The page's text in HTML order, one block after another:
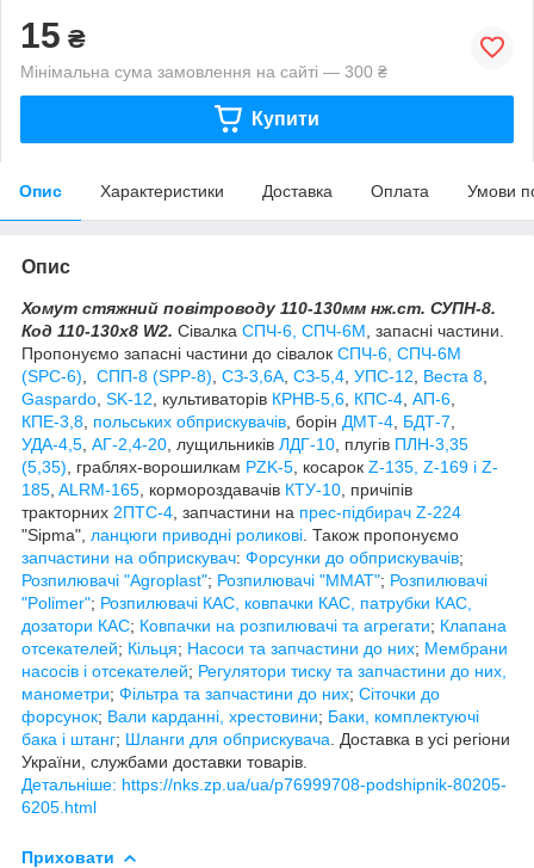
15 ₴
Мінімальна сума замовлення на сайті — 300 ₴
Купити
Опис Характеристики Доставка Оплата Умови
Опис
Хомут стяжний повітроводу 110-130мм нж.ст. СУПН-8.
Код 110-130х8 W2. Сівалка СПЧ-6, СПЧ-6М , запасні частини.
Пропонуємо запасні частини до сівалок СПЧ-6, СПЧ-6М
(SPС-6)
СПП-8 (SPP-8) СЗ-3,6А СЗ-5,4 УПС-12 Веста 8
Gaspardo SK-12 , культиваторів КРНВ-5,6 КПС-4 АП-6
КПЕ-3,8 польських обприскувачів , борін ДМТ-4 БДТ-7
УДА-4,5 АГ-2,4-20 , лущильників ЛДГ-10 , плугів ПЛН-3,35
(5,35) , граблях-ворошилкам PZK-5 , косарок Z-135, Z-169 і Z-
185 ALRM-165 , кормороздавачів КТУ-10 , причіпів
тракторних 2ПТС-4 , запчастини на прес-підбирач Z-224
"Sipma", ланцюги приводні роликові . Також пропонуємо
запчастини на обприскувач: Форсунки до обприскувачів;
Розпилювачі "Agroplast"; Розпилювачі "MMAT"; Розпилювачі
"Polimer"; Розпилювачі КАС, ковпачки КАС, патрубки КАС,
дозатори КАС; Ковпачки на розпилювачі та агрегати; Клапана
отсекателей; Кільця; Насоси та запчастини до них; Мембрани
насосів і отсекателей; Регулятори тиску та запчастини до них,
манометри; Фільтра та запчастини до них; Сіточки до
форсунок; Вали карданні, хрестовини; Баки, комплектуючі
бака і штанг; Шланги для обприскувача . Доставка в усі регіони
України, службами доставки товарів.
Детальніше: https://nks.zp.ua/ua/p76999708-podshipnik-80205-
6205.html
Приховати